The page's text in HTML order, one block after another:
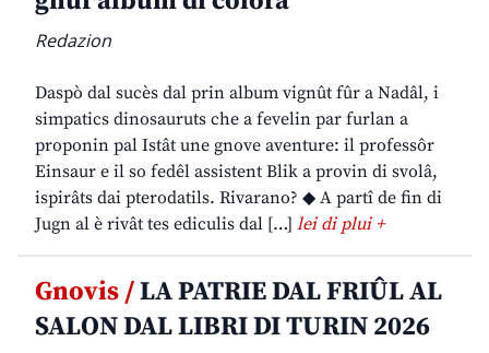
Redazion
Daspò dal sucès dal prin album vignût fûr a Nadâl, i
simpatics dinosauruts che a fevelin par furlan a
proponin pal Istât une gnove aventure: il professôr
Einsaur e il so fedêl assistent Blik a provin di svolâ,
ispirâts dai pterodatils. Rivarano? ◆ A partî de fin di
Jugn al è rivât tes ediculis dal […] lei di plui +
Gnovis /LA PATRIE DAL FRIÛL AL
SALON DAL LIBRI DI TURIN 2026